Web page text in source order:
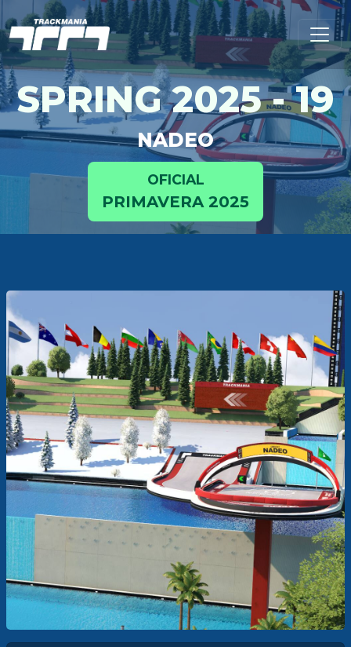
SPRING 2025 - 19
NADEO
OFICIAL
PRIMAVERA 2025